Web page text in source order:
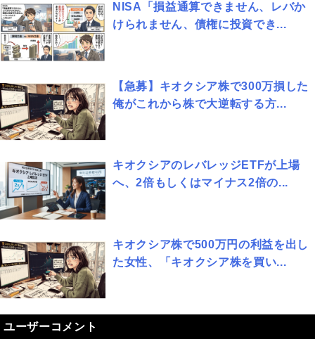
NISA「損益通算できません、レバか
けられません、債権に投資でき...
【急募】キオクシア株で300万損した
俺がこれから株で大逆転する方...
キオクシアのレバレッジETFが上場
へ、2倍もしくはマイナス2倍の...
キオクシア株で500万円の利益を出し
た女性、「キオクシア株を買い...
ユーザーコメント